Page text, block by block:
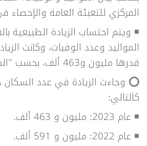
المركزي للتعبئة العامة والإحصاء في
◾ ويتم احتساب الزيادة الطبيعية
قدرها مليون و463 ألف، بحسب "المركزي للإحصاء". ✅
⭕
كالتالي:
◾ عام 2023: مليون و 463 ألف.
◾ عام 2022: مليون و 591 ألف.